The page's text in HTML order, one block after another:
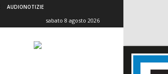
AUDIONOTIZIE
sabato 8 agosto 2026